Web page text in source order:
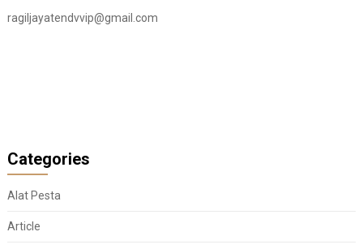
ragiljayatendvvip@gmail.com
Categories
Alat Pesta
Article